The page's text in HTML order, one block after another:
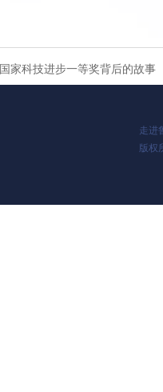
国家科技进步一等奖背后的故事
走进
版权